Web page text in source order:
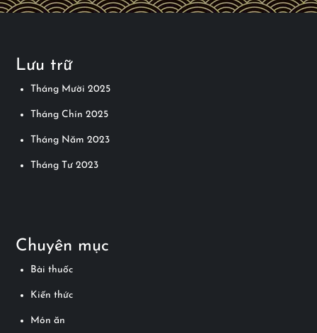
u
h
ư
ớ
n
à
i
v
Lưu trữ
Tháng Mười 2025
Tháng Chín 2025
Tháng Năm 2023
Tháng Tư 2023
Chuyên mục
Bài thuốc
Kiến thức
Món ăn